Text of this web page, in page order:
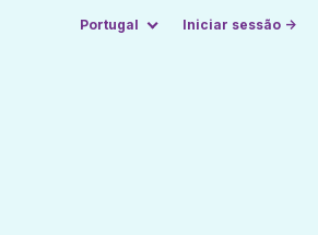
Portugal Iniciar sessão →